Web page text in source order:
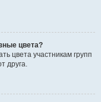
цвета?
цвета участникам групп
друга.